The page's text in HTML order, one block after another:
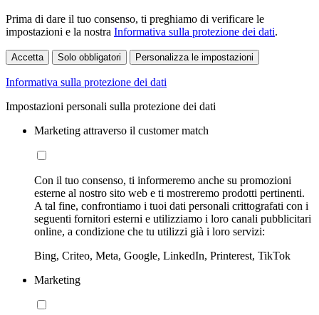
Prima di dare il tuo consenso, ti preghiamo di verificare le
impostazioni e la nostra Informativa sulla protezione dei dati.
Accetta Solo obbligatori Personalizza le impostazioni
Informativa sulla protezione dei dati
Impostazioni personali sulla protezione dei dati
Marketing attraverso il customer match
Con il tuo consenso, ti informeremo anche su promozioni
esterne al nostro sito web e ti mostreremo prodotti pertinenti.
A tal fine, confrontiamo i tuoi dati personali crittografati con i
seguenti fornitori esterni e utilizziamo i loro canali pubblicitari
online, a condizione che tu utilizzi già i loro servizi:
Bing, Criteo, Meta, Google, LinkedIn, Printerest, TikTok
Marketing